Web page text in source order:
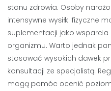
stanu zdrowia. Osoby
intensywne wysiłki fizyczne
suplementacji jako
organizmu. Warto jednak
stosować wysokich dawek
konsultacji ze specjalistą.
mogą pomóc ocenić